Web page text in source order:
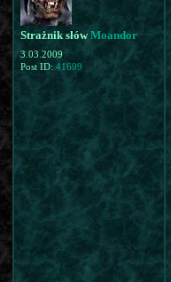
Strażnik słówMoandor
3.03.2009
Post ID:41699